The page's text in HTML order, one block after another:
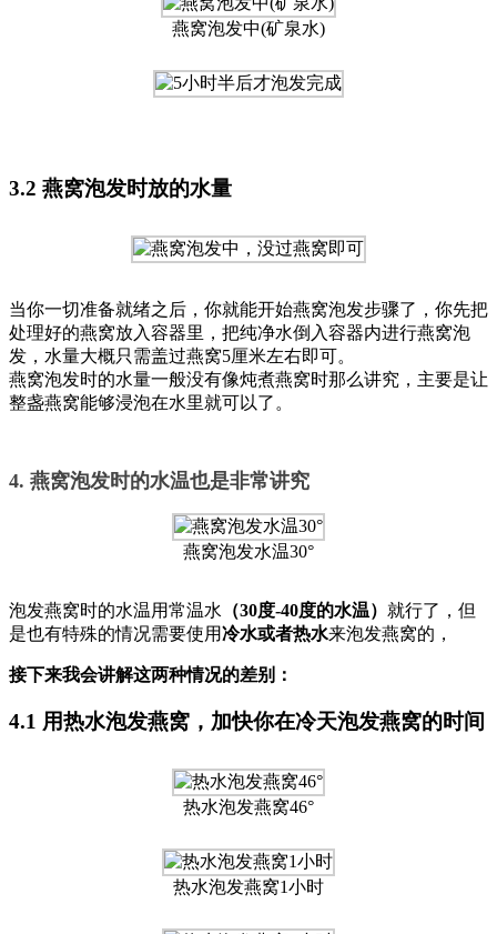
燕窝泡发中(矿泉水)
3.2 燕窝泡发时放的水量
当你一切准备就绪之后，你就能开始燕窝泡发步骤了，你先把
处理好的燕窝放入容器里，把纯净水倒入容器内进行燕窝泡
发，水量大概只需盖过燕窝5厘米左右即可。
燕窝泡发时的水量一般没有像炖煮燕窝时那么讲究，主要是让
整盏燕窝能够浸泡在水里就可以了。
4. 燕窝泡发时的水温也是非常讲究
燕窝泡发水温30°
泡发燕窝时的水温用常温水 （30度-40度的水温） 就行了，但
是也有特殊的情况需要使用冷水或者热水来泡发燕窝的，
接下来我会讲解这两种情况的差别：
4.1 用热水泡发燕窝，加快你在冷天泡发燕窝的时间
热水泡发燕窝46°
热水泡发燕窝1小时